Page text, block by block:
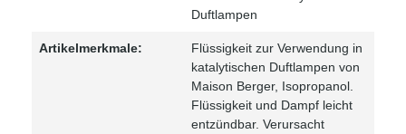
Duftlampen
Artikelmerkmale:
Flüssigkeit zur Verwendung in
katalytischen Duftlampen von
Maison Berger, Isopropanol.
Flüssigkeit und Dampf leicht
entzündbar. Verursacht